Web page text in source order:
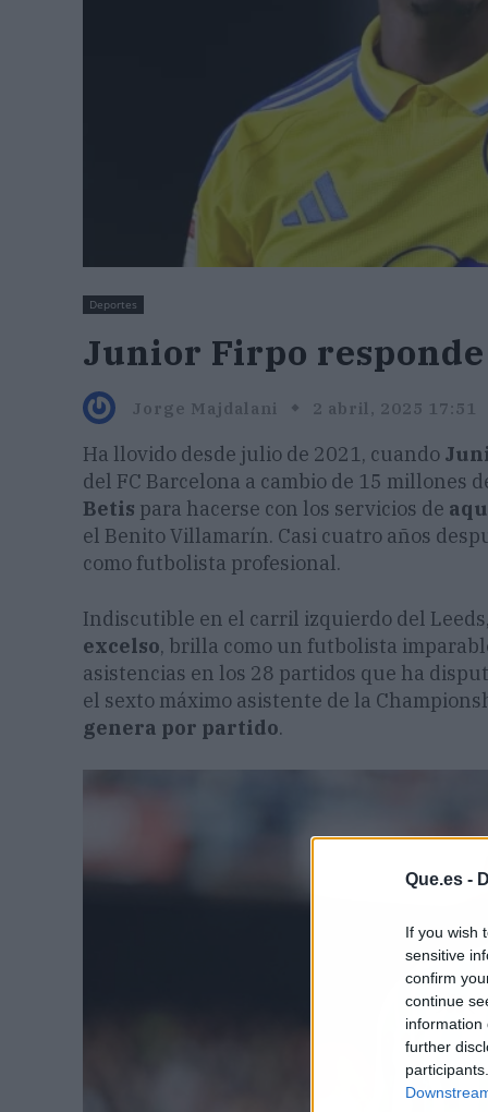
Que.es -
If you wish
sensitive
confirm
continue
information
further
Deportes
Junior Firpo
Jorge Majdalani 2 abril, 2025 17:51
Ha llovido desde julio de 2021, cuando
del FC Barcelona a cambio de 15 millones
Betis para hacerse con los servicios de
el Benito Villamarín. Casi cuatro años
como futbolista profesional.
Indiscutible en el carril izquierdo del
excelso, brilla como un futbolista
asistencias en los 28 partidos que ha
el sexto máximo asistente de la
genera por partido.